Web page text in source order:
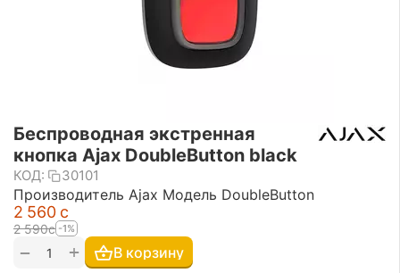
Беспроводная экстренная
кнопка Ajax DoubleButton black
КОД: 30101
Производитель Ajax Модель DoubleButton
2 560 с
2 590с -1%
+
− В корзину